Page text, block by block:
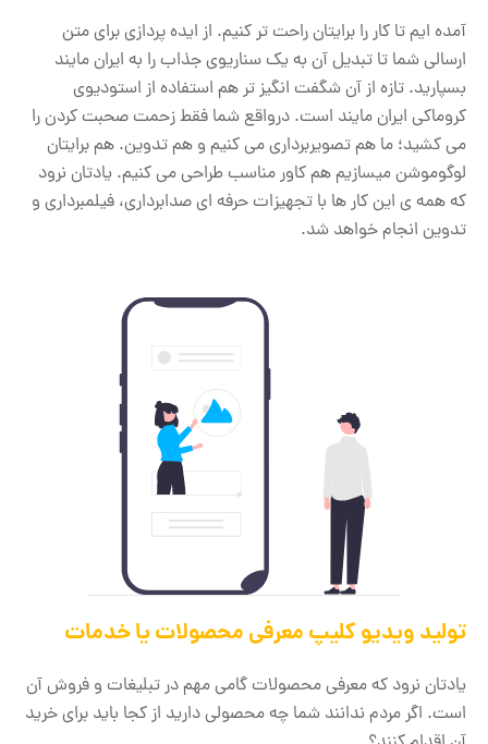
آمده ایم تا کار را برایتان راحت تر کنیم. از ایده پردازی برای متن
ارسالی شما تا تبدیل آن به یک سناریوی جذاب را به ایران مایند
بسپارید. تازه از آن شگفت انگیز تر هم استفاده از استودیوی
کروماکی ایران مایند است. درواقع شما فقط زحمت صحبت کردن را
می کشید؛ ما هم تصویربرداری می کنیم و هم تدوین. هم برایتان
لوگوموشن میسازیم هم کاور مناسب طراحی می کنیم. یادتان نرود
که همه ی این کار ها با تجهیزات حرفه ای صدابرداری، فیلمبرداری و
تدوین انجام خواهد شد.
تولید ویدیو کلیپ معرفی محصولات یا خدمات
یادتان نرود که معرفی محصولات گامی مهم در تبلیغات و فروش آن
است. اگر مردم ندانند شما چه محصولی دارید از کجا باید برای خرید